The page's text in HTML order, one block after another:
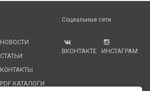
НОВОСТИ
СТАТЬИ
КОНТАКТЫ
PDF КАТАЛОГИ
Социальные сети
ВКОНТАКТЕ ИНСТАГРАМ